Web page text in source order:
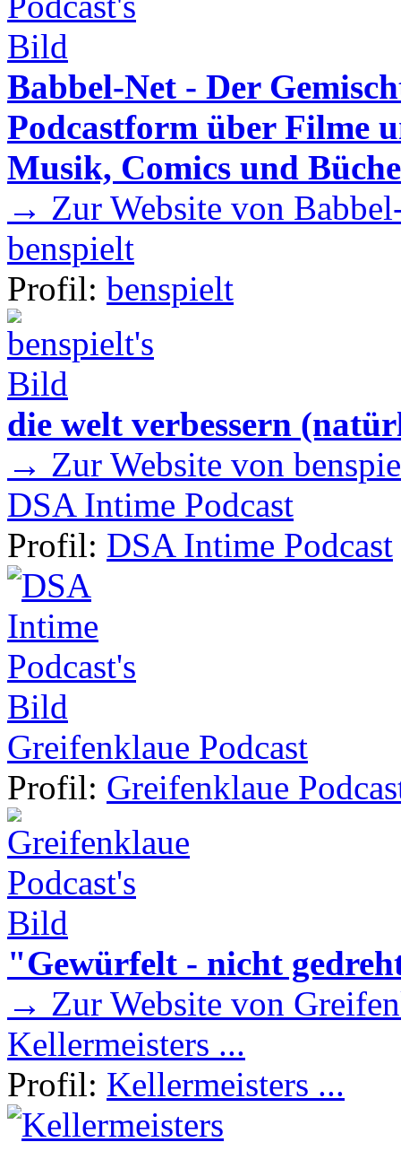
Babbel-Net - Der
Podcastform über Filme
Musik, Comics und
→ Zur Website von
benspielt
Profil: benspielt
die welt verbessern
→ Zur Website von
DSA Intime Podcast
Profil: DSA Intime Podcast
Greifenklaue Podcast
Profil: Greifenklaue
"Gewürfelt - nicht
→ Zur Website von
Kellermeisters ...
Profil: Kellermeisters ...